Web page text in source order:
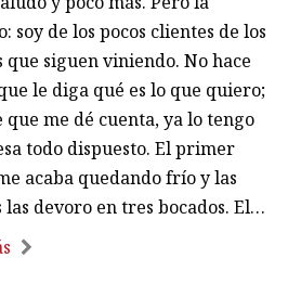
soy de los pocos clientes de los
que siguen viniendo. No hace
le diga qué es lo que quiero;
que me dé cuenta, ya lo tengo
todo dispuesto. El primer
acaba quedando frío y las
las devoro en tres bocados. El…